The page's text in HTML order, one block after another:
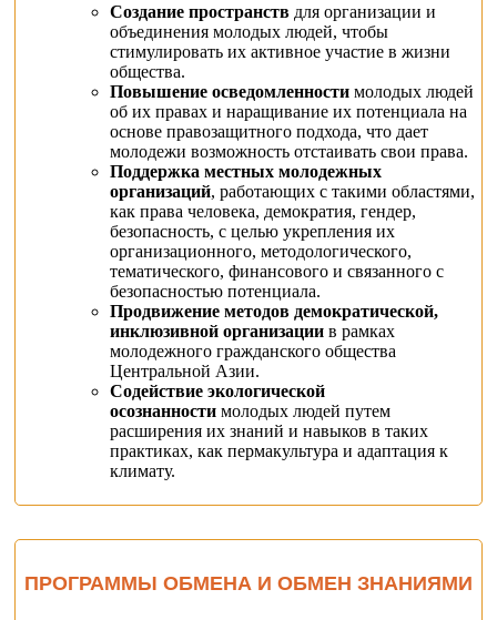
Создание пространств для организации и
объединения молодых людей, чтобы
стимулировать их активное участие в жизни
общества.
Повышение осведомленности молодых людей
об их правах и наращивание их потенциала на
основе правозащитного подхода, что дает
молодежи возможность отстаивать свои права.
Поддержка местных молодежных
организаций, работающих с такими областями,
как права человека, демократия, гендер,
безопасность, с целью укрепления их
организационного, методологического,
тематического, финансового и связанного с
безопасностью потенциала.
Продвижение методов демократической,
инклюзивной организации в рамках
молодежного гражданского общества
Центральной Азии.
Содействие экологической
осознанности молодых людей путем
расширения их знаний и навыков в таких
практиках, как пермакультура и адаптация к
климату.
ПРОГРАММЫ ОБМЕНА И ОБМЕН ЗНАНИЯМИ